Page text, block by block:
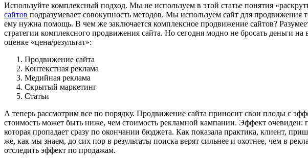
Используйте комплексный подход. Мы не используем в этой статье понятия
сайтов подразумевает совокупность методов. Мы используем сайт для
ему нужна помощь. В чем же заключается комплексное продвижение сайтов?
стратегии комплексного продвижения сайта. Но сегодня модно не бросать деньги
оценке «цена/результат»:
Продвижение сайта
Контекстная реклама
Медийная реклама
Скрытый маркетинг
Статьи
А теперь рассмотрим все по порядку. Продвижение сайта приносит свои плоды с
стоимость может быть ниже, чем стоимость рекламной кампании. Эффект
которая пропадает сразу по окончании бюджета. Как показала практика, клиент,
же, как мы знаем, до сих пор в результаты поиска верят сильнее и охотнее, чем в
отследить эффект по продажам.